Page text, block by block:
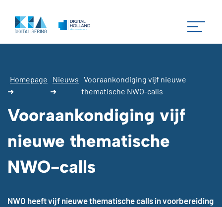
Homepage
➜
Nieuws
➜
Vooraankondiging vijf nieuwe
thematische NWO-calls
Vooraankondiging vijf
nieuwe thematische
NWO-calls
NWO heeft vijf nieuwe thematische calls in voorbereiding